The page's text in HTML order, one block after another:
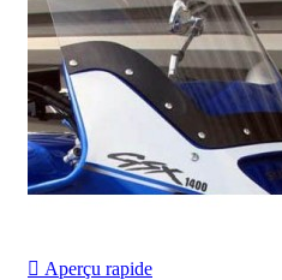
 Aperçu rapide